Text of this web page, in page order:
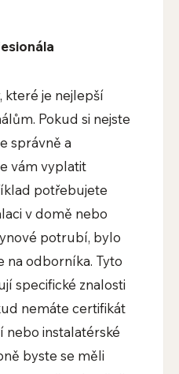
které je nejlepší
Pokud si nejste
správně a
vám vyplatit
potřebujete
v domě nebo
potrubí, bylo
na odborníka. Tyto
specifické znalosti
nemáte certifikát
nebo instalatérské
byste se měli